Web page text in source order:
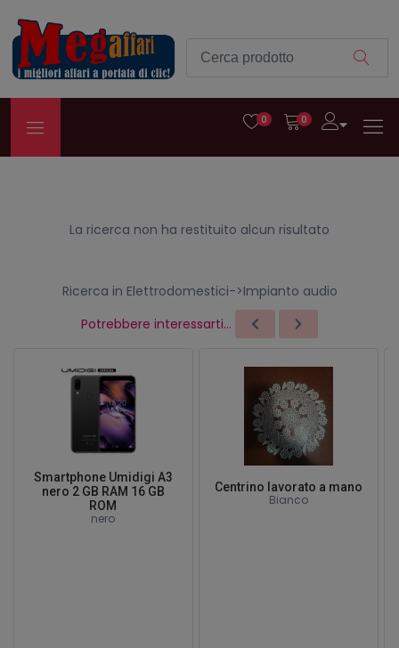
0 0
La ricerca non ha restituito alcun risultato
Ricerca in Elettrodomestici->Impianto audio
Potrebbere interessarti...
Smartphone Umidigi A3
nero 2 GB RAM 16 GB
ROM
nero
Centrino lavorato a mano
Bianco